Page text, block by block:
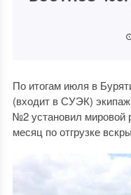
По итогам июля в
(входит в СУЭК)
№2 установил мировой
месяц по отгрузке